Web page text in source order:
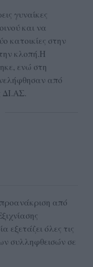
γυναίκες
και να
κατοικίες στην
κλοπή.Η
ενώ στη
από
ΔΙ.ΑΣ.
από
εξετάζει όλες τις
συλληφθεισών σε